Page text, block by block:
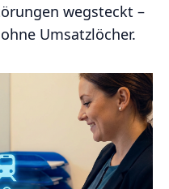
wegsteckt –
Umsatzlöcher.